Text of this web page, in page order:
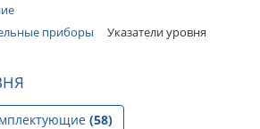
приборы
Указатели уровня
(58)